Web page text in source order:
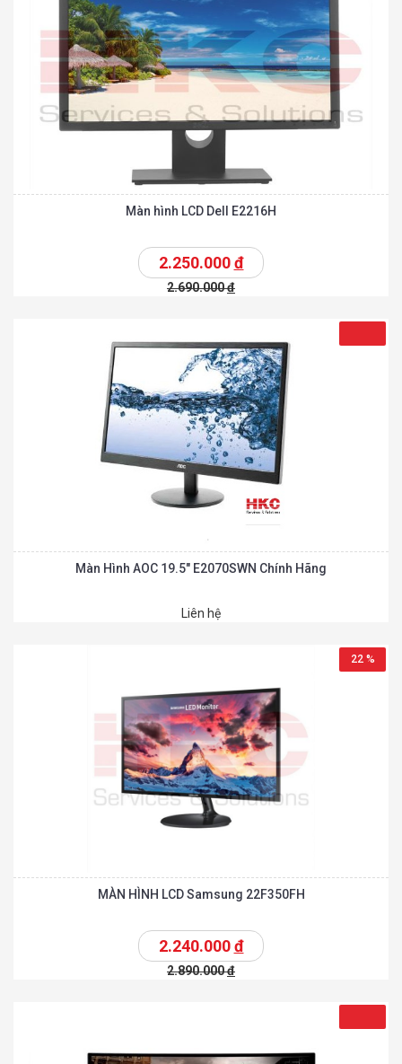
Màn hình LCD Dell E2216H
2.250.000đ
2.690.000đ
Màn Hình AOC 19.5″ E2070SWN Chính Hãng
Liên hệ
22 %
MÀN HÌNH LCD Samsung 22F350FH
2.240.000đ
2.890.000đ